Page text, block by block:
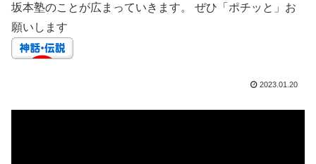
坂本塾のことが広まっていきます。 ぜひ「ポチッと」お
願いします
2023.01.20